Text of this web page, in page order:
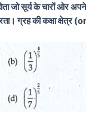
जो सूर्य के चारों ओर अपने
ग्रह की कक्षा क्षेत्र